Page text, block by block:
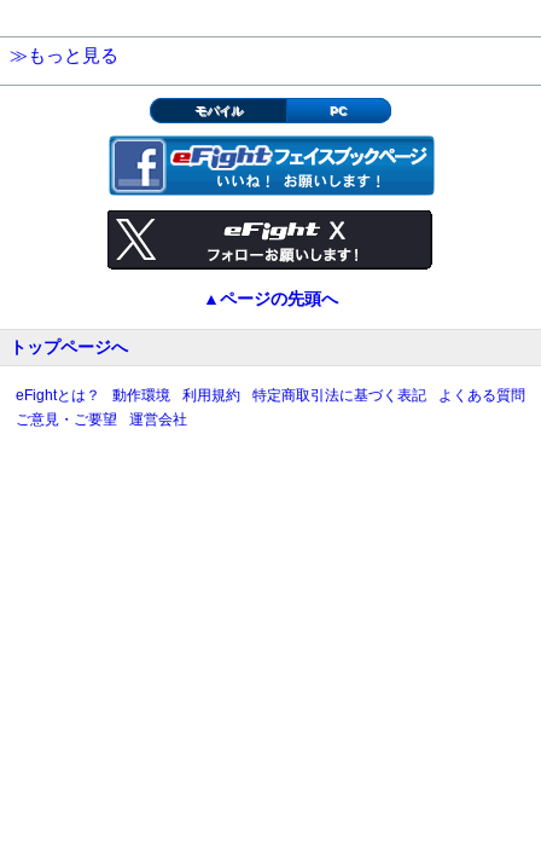
≫もっと見る
モバイル PC
▲ページの先頭へ
トップページへ
eFightとは？ 動作環境 利用規約 特定商取引法に基づく表記
よくある質問
ご意見・ご要望
運営会社